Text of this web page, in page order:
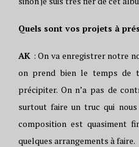
Quels sont vos projets à
AK : On va enregistrer notre
on prend bien le temps de
précipiter. On n’a pas de
surtout faire un truc qui
composition est quasiment
quelques arrangements à faire.